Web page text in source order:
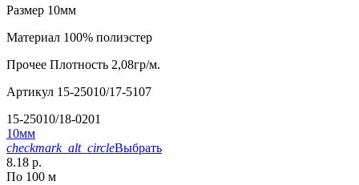
Размер 10мм
Материал 100% полиэстер
Прочее Плотность 2,08гр/м.
Артикул 15-25010/17-5107
15-25010/18-0201
10мм
checkmark_alt_circleВыбрать
8.18 р.
По 100 м